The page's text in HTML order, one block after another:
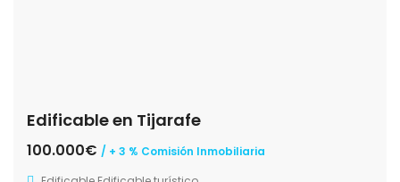
Edificable en Tijarafe
100.000€ / + 3 % Comisión Inmobiliaria